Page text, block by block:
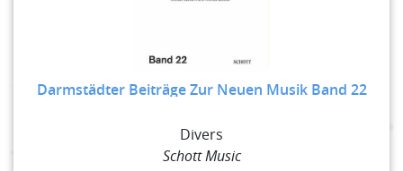
Darmstädter Beiträge Zur Neuen Musik Band 22
Divers
Schott Music